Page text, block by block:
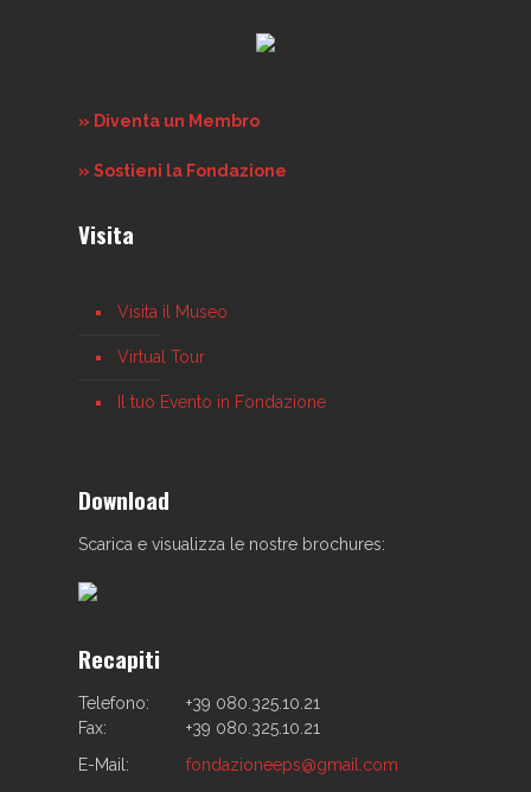
» Diventa un Membro
» Sostieni la Fondazione
Visita
Visita il Museo
Virtual Tour
Il tuo Evento in Fondazione
Download
Scarica e visualizza le nostre brochures:
Recapiti
Telefono:
+39 080.325.10.21
Fax:
+39 080.325.10.21
E-Mail:
fondazioneeps@gmail.com